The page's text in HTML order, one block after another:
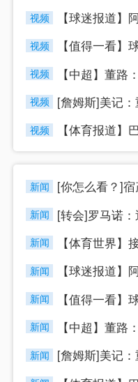
视频
视频
视频
视频
视频
新闻
新闻
新闻
新闻
新闻
新闻
新闻